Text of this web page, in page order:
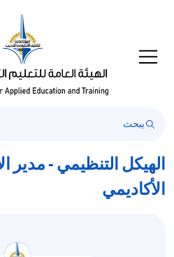
الهيكل التنظيمي - مدير
الأكاديمي